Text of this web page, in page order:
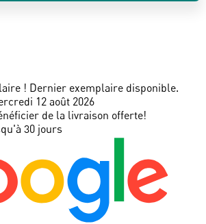
! Dernier exemplaire disponible.
12 août 2026
de la livraison offerte!
30 jours